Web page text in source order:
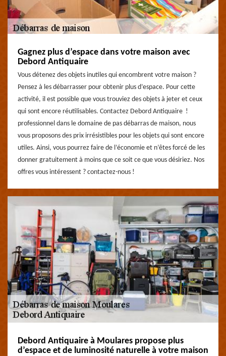
Gagnez plus d’espace dans votre maison avec
Debord Antiquaire
Vous détenez des objets inutiles qui encombrent votre maison ?
Pensez à les débarrasser pour obtenir plus d’espace. Pour cette
activité, il est possible que vous trouviez des objets à jeter et ceux
qui sont encore réutilisables. Contactez Debord Antiquaire !
professionnel dans le domaine de pas débarras de maison, nous
vous proposons des prix irrésistibles pour les objets qui sont encore
utiles. Ainsi, vous pourrez faire de l’économie et n’êtes forcé de les
donner gratuitement à moins que ce soit ce que vous désiriez. Nos
offres vous intéressent ? contactez-nous !
Debord Antiquaire à Moulares propose plus
d’espace et de luminosité naturelle à votre maison